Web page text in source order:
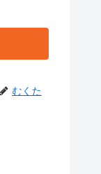
むくた